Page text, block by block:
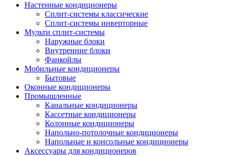
Настенные кондиционеры
Сплит-системы классические
Сплит-системы инверторные
Мульти сплит-системы
Наружные блоки
Внутренние блоки
Фанкойлы
Мобильные кондиционеры
Бытовые
Оконные кондиционеры
Промышленные
Канальные кондиционеры
Кассетные кондиционеры
Колонные кондиционеры
Напольно-потолочные кондиционеры
Напольные и консольные кондиционеры
Аксессуары для кондиционеров